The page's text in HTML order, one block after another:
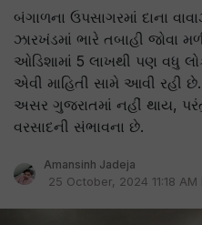
બંગાળના ઉપસાગરમાં દાના
ઝારખંડમાં ભારે તબાહી જોવા
ઓડિશામાં 5 લાખથી પણ વધુ
એવી માહિતી સામે આવી રહી છે.
અસર ગુજરાતમાં નહીં થાય,
વરસાદની સંભાવના છે.
Amansinh Jadeja
25 October, 2024 11:18 AM